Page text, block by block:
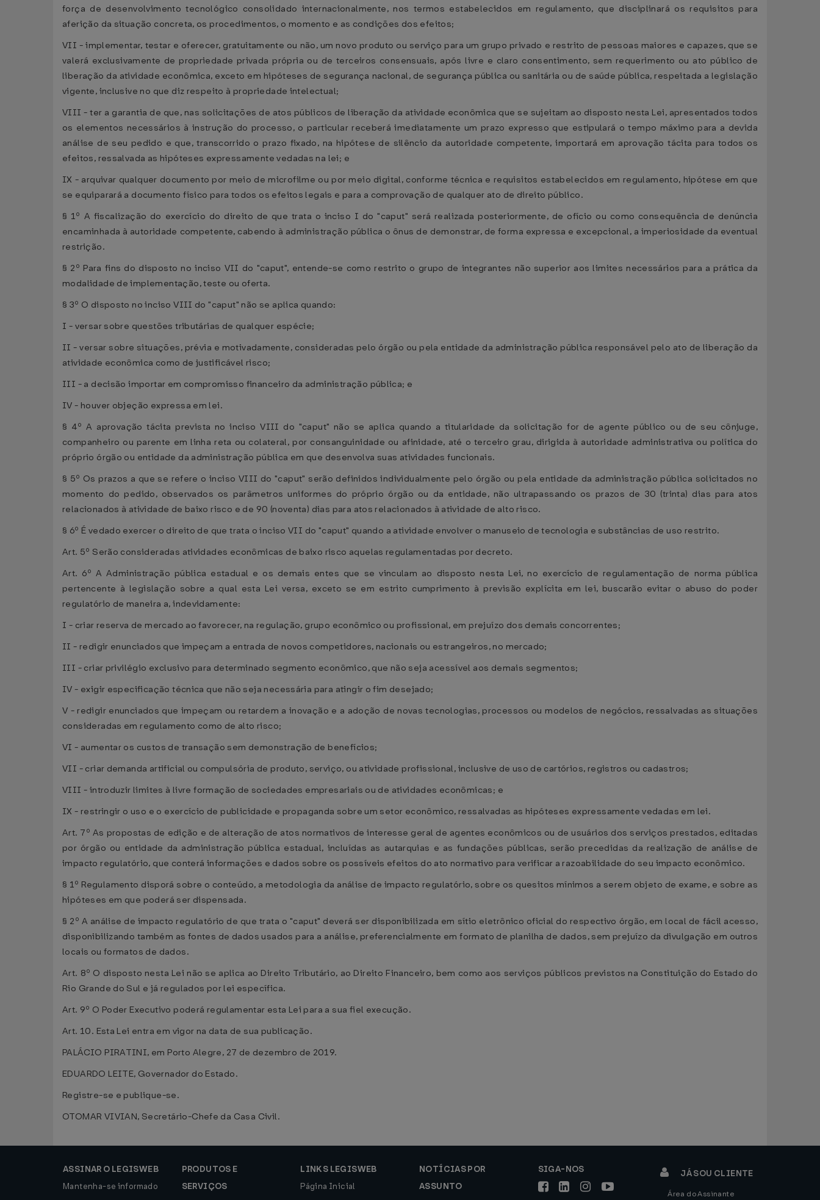
força de desenvolvimento tecnológico consolidado internacionalmente, nos termos estabelecidos em regulamento, que disciplinará os requisitos para
aferição da situação concreta, os procedimentos, o momento e as condições dos efeitos;
VII - implementar, testar e oferecer, gratuitamente ou não, um novo produto ou serviço para um grupo privado e restrito de pessoas maiores e capazes, que se
valerá exclusivamente de propriedade privada própria ou de terceiros consensuais, após livre e claro consentimento, sem requerimento ou ato público de
liberação da atividade econômica, exceto em hipóteses de segurança nacional, de segurança pública ou sanitária ou de saúde pública, respeitada a legislação
vigente, inclusive no que diz respeito à propriedade intelectual;
VIII - ter a garantia de que, nas solicitações de atos públicos de liberação da atividade econômica que se sujeitam ao disposto nesta Lei, apresentados todos
os elementos necessários à instrução do processo, o particular receberá imediatamente um prazo expresso que estipulará o tempo máximo para a devida
análise de seu pedido e que, transcorrido o prazo fixado, na hipótese de silêncio da autoridade competente, importará em aprovação tácita para todos os
efeitos, ressalvada as hipóteses expressamente vedadas na lei; e
IX - arquivar qualquer documento por meio de microfilme ou por meio digital, conforme técnica e requisitos estabelecidos em regulamento, hipótese em que
se equiparará a documento físico para todos os efeitos legais e para a comprovação de qualquer ato de direito público.
§ 1º A fiscalização do exercício do direito de que trata o inciso I do "caput" será realizada posteriormente, de ofício ou como consequência de denúncia
encaminhada à autoridade competente, cabendo à administração pública o ônus de demonstrar, de forma expressa e excepcional, a imperiosidade da eventual
restrição.
§ 2º Para fins do disposto no inciso VII do "caput", entende-se como restrito o grupo de integrantes não superior aos limites necessários para a prática da
modalidade de implementação, teste ou oferta.
§ 3º O disposto no inciso VIII do "caput" não se aplica quando:
I - versar sobre questões tributárias de qualquer espécie;
II - versar sobre situações, prévia e motivadamente, consideradas pelo órgão ou pela entidade da administração pública responsável pelo ato de liberação da
atividade econômica como de justificável risco;
III - a decisão importar em compromisso financeiro da administração pública; e
IV - houver objeção expressa em lei.
§ 4º A aprovação tácita prevista no inciso VIII do "caput" não se aplica quando a titularidade da solicitação for de agente público ou de seu cônjuge,
companheiro ou parente em linha reta ou colateral, por consanguinidade ou afinidade, até o terceiro grau, dirigida à autoridade administrativa ou política do
próprio órgão ou entidade da administração pública em que desenvolva suas atividades funcionais.
§ 5º Os prazos a que se refere o inciso VIII do "caput" serão definidos individualmente pelo órgão ou pela entidade da administração pública solicitados no
momento do pedido, observados os parâmetros uniformes do próprio órgão ou da entidade, não ultrapassando os prazos de 30 (trinta) dias para atos
relacionados à atividade de baixo risco e de 90 (noventa) dias para atos relacionados à atividade de alto risco.
§ 6º É vedado exercer o direito de que trata o inciso VII do "caput" quando a atividade envolver o manuseio de tecnologia e substâncias de uso restrito.
Art. 5º Serão consideradas atividades econômicas de baixo risco aquelas regulamentadas por decreto.
Art. 6º A Administração pública estadual e os demais entes que se vinculam ao disposto nesta Lei, no exercício de regulamentação de norma pública
pertencente à legislação sobre a qual esta Lei versa, exceto se em estrito cumprimento à previsão explícita em lei, buscarão evitar o abuso do poder
regulatório de maneira a, indevidamente:
I - criar reserva de mercado ao favorecer, na regulação, grupo econômico ou profissional, em prejuízo dos demais concorrentes;
II - redigir enunciados que impeçam a entrada de novos competidores, nacionais ou estrangeiros, no mercado;
III - criar privilégio exclusivo para determinado segmento econômico, que não seja acessível aos demais segmentos;
IV - exigir especificação técnica que não seja necessária para atingir o fim desejado;
V - redigir enunciados que impeçam ou retardem a inovação e a adoção de novas tecnologias, processos ou modelos de negócios, ressalvadas as situações
consideradas em regulamento como de alto risco;
VI - aumentar os custos de transação sem demonstração de benefícios;
VII - criar demanda artificial ou compulsória de produto, serviço, ou atividade profissional, inclusive de uso de cartórios, registros ou cadastros;
VIII - introduzir limites à livre formação de sociedades empresariais ou de atividades econômicas; e
IX - restringir o uso e o exercício de publicidade e propaganda sobre um setor econômico, ressalvadas as hipóteses expressamente vedadas em lei.
Art. 7º As propostas de edição e de alteração de atos normativos de interesse geral de agentes econômicos ou de usuários dos serviços prestados, editadas
por órgão ou entidade da administração pública estadual, incluídas as autarquias e as fundações públicas, serão precedidas da realização de análise de
impacto regulatório, que conterá informações e dados sobre os possíveis efeitos do ato normativo para verificar a razoabilidade do seu impacto econômico.
§ 1º Regulamento disporá sobre o conteúdo, a metodologia da análise de impacto regulatório, sobre os quesitos mínimos a serem objeto de exame, e sobre as
hipóteses em que poderá ser dispensada.
§ 2º A análise de impacto regulatório de que trata o "caput" deverá ser disponibilizada em sítio eletrônico oficial do respectivo órgão, em local de fácil acesso,
disponibilizando também as fontes de dados usados para a análise, preferencialmente em formato de planilha de dados, sem prejuízo da divulgação em outros
locais ou formatos de dados.
Art. 8º O disposto nesta Lei não se aplica ao Direito Tributário, ao Direito Financeiro, bem como aos serviços públicos previstos na Constituição do Estado do
Rio Grande do Sul e já regulados por lei específica.
Art. 9º O Poder Executivo poderá regulamentar esta Lei para a sua fiel execução.
Art. 10. Esta Lei entra em vigor na data de sua publicação.
PALÁCIO PIRATINI, em Porto Alegre, 27 de dezembro de 2019.
EDUARDO LEITE, Governador do Estado.
Registre-se e publique-se.
OTOMAR VIVIAN, Secretário-Chefe da Casa Civil.
ASSINAR O LEGISWEB
Mantenha-se informado
PRODUTOS E
SERVIÇOS
LINKS LEGISWEB
Página Inicial
NOTÍCIAS POR
ASSUNTO
SIGA-NOS JÁ SOU CLIENTE
Área do Assinante